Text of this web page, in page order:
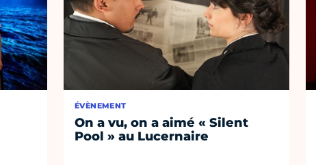
ÉVÈNEMENT
On a vu, on a aimé « Silent
Pool » au Lucernaire